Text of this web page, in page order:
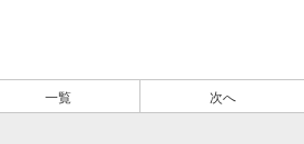
一覧 次へ